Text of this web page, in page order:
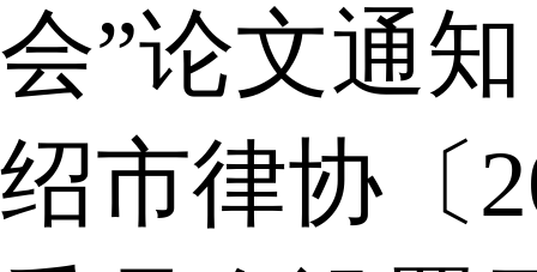
会”论文通知
绍市律协〔